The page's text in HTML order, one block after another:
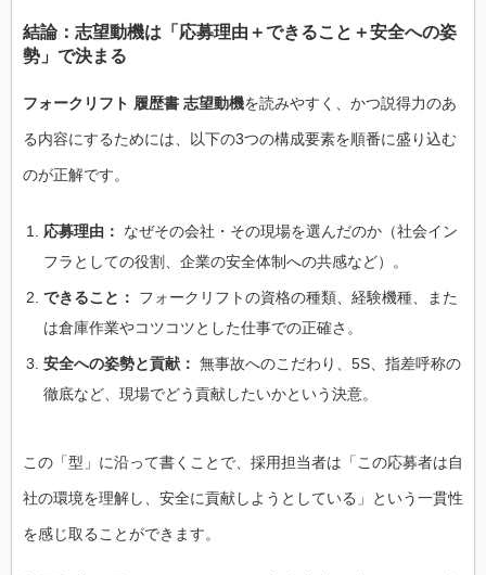
結論：志望動機は「応募理由＋できること＋安全への姿
勢」で決まる
フォークリフト 履歴書 志望動機を読みやすく、かつ説得力のあ
る内容にするためには、以下の3つの構成要素を順番に盛り込む
のが正解です。
応募理由：
なぜその会社・その現場を選んだのか（社会イン
フラとしての役割、企業の安全体制への共感など）。
できること：
フォークリフトの資格の種類、経験機種、また
は倉庫作業やコツコツとした仕事での正確さ。
安全への姿勢と貢献： 無事故へのこだわり、5S、指差呼称の
徹底など、現場でどう貢献したいかという決意。
この「型」に沿って書くことで、採用担当者は「この応募者は自
社の環境を理解し、安全に貢献しようとしている」という一貫性
を感じ取ることができます。